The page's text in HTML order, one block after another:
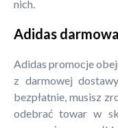
nich.
Adidas
Adidas promocje
z darmowej
bezpłatnie, musisz
odebrać towar w